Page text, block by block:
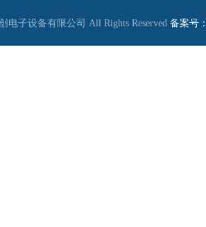
电子设备有限公司 All Rights Reserved 备案号